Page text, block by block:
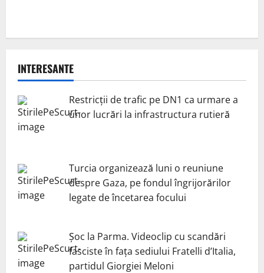
INTERESANTE
Restricții de trafic pe DN1 ca urmare a
unor lucrări la infrastructura rutieră
Turcia organizează luni o reuniune
despre Gaza, pe fondul îngrijorărilor
legate de încetarea focului
Șoc la Parma. Videoclip cu scandări
fasciste în fața sediului Fratelli d’Italia,
partidul Giorgiei Meloni